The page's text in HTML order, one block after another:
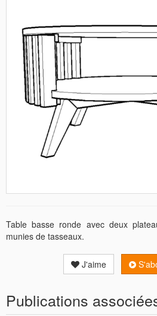
Table basse ronde avec deux
munies de tasseaux.
J'aime
Publications